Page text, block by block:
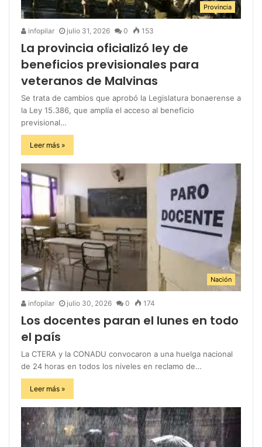
Provincia
infopilar julio 31, 2026 0 153
La provincia oficializó ley de
beneficios previsionales para
veteranos de Malvinas
Se trata de cambios que aprobó la Legislatura bonaerense a
la Ley 15.386, que amplía el acceso al beneficio
previsional…
Leer más »
Nación
infopilar julio 30, 2026 0 174
Los docentes paran el lunes en todo
el país
La CTERA y la CONADU convocaron a una huelga nacional
de 24 horas en todos los niveles en reclamo de…
Leer más »